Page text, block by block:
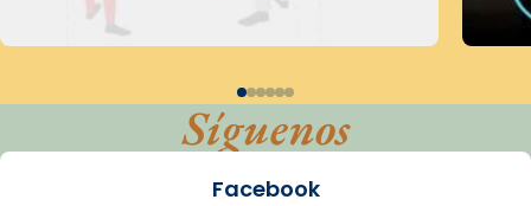
Síguenos
Facebook